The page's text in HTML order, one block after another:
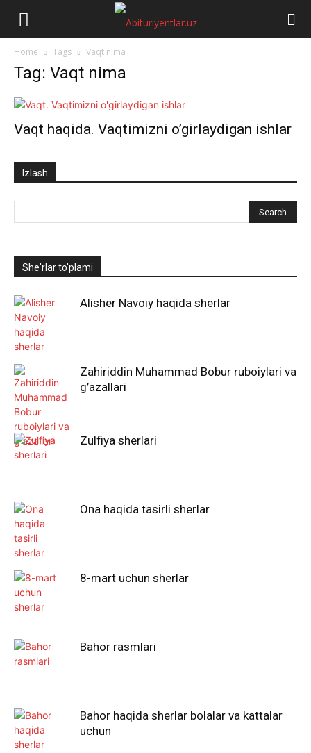
Home Tags Vaqt nima
Tag: Vaqt nima
Vaqt haqida. Vaqtimizni o’girlaydigan ishlar
Izlash
She'rlar to'plami
Alisher Navoiy haqida sherlar
Zahiriddin Muhammad Bobur ruboiylari va
g’azallari
Zulfiya sherlari
Ona haqida tasirli sherlar
8-mart uchun sherlar
Bahor rasmlari
Bahor haqida sherlar bolalar va kattalar
uchun